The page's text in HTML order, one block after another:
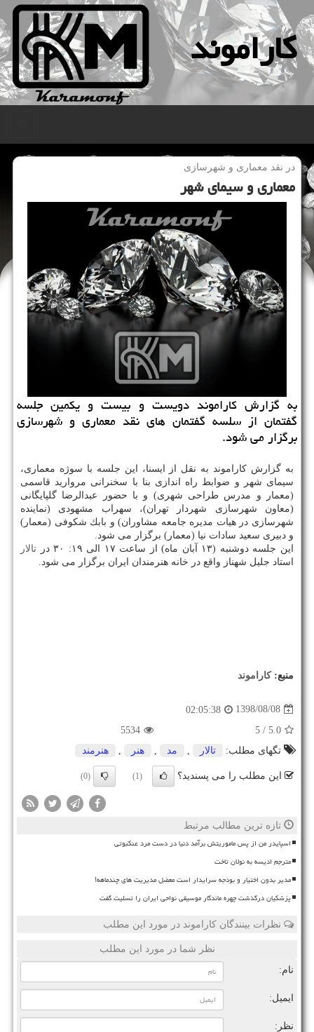
كاراموند
در نقد معماری و شهرسازی
معماری و سیمای شهر
به گزارش كاراموند دویست و بیست و یكمین جلسه
گفتمان از سلسه گفتمان های نقد معماری و شهرسازی
برگزار می شود.
به گزارش كاراموند به نقل از ایسنا، این جلسه با سوژه معماری،
سیمای شهر و ضوابط راه اندازی بنا با سخنرانی مروارید قاسمی
(معمار و مدرس طراحی شهری) و با حضور عبدالرضا گلپایگانی
(معاون شهرسازی شهردار تهران)، سهراب مشهودی (نماینده
شهرسازی در هیات مدیره جامعه مشاوران) و بابك شكوفی (معمار)
و دبیری سعید سادات نیا (معمار) برگزار می شود.
این جلسه دوشنبه (۱۳ آبان ماه) از ساعت ۱۷ الی ۱۹: ۳۰ در
تالار
استاد جلیل شهناز واقع در خانه هنرمندان ایران برگزار می شود.
منبع:كاراموند
1398/08/08
02:05:38
5.0
/ 5
5534
تگهای مطلب:
تالار مد هنر هنرمند
این مطلب را می پسندید؟ (1)
(0)
تازه ترین مطالب مرتبط
اسپایدر من از پس ماموریتش برآمد دنیا در دست مرد عنکبوتی
مترجم ادیسه به نولان تاخت
مدیر بدون اختیار و بودجه سرایدار است معضل مدیریت های چندماهه!
پزشکیان درگذشت چهره ماندگار موسیقی نواحی ایران را تسلیت گفت
نظرات بینندگان کاراموند در مورد این مطلب
نظر شما در مورد این مطلب
نام:
ایمیل:
نظر: